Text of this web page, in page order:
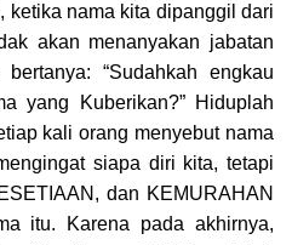
ketika nama kita dipanggil dari
akan menanyakan jabatan
“Sudahkah engkau
yang Kuberikan?” Hiduplah
kali orang menyebut nama
siapa diri kita, tetapi
dan KEMURAHAN
itu. Karena pada akhirnya,